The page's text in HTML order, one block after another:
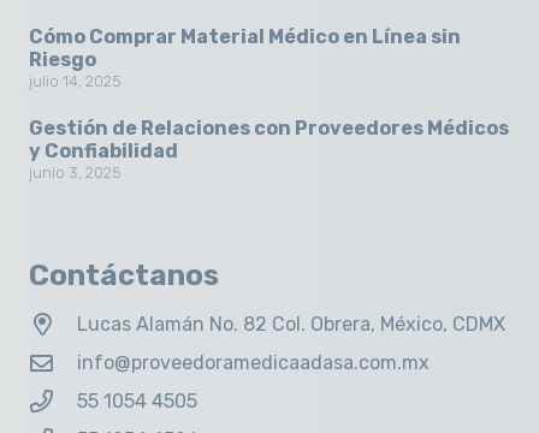
Cómo Comprar Material Médico en Línea sin
Riesgo
julio 14, 2025
Gestión de Relaciones con Proveedores Médicos
y Confiabilidad
junio 3, 2025
Contáctanos
Lucas Alamán No. 82 Col. Obrera, México, CDMX
info@proveedoramedicaadasa.com.mx
55 1054 4505